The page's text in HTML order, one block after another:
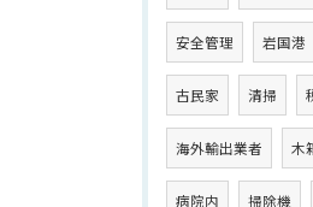
安全管理 岩国港
古民家 清掃
海外輸出業者 木
病院内 掃除機